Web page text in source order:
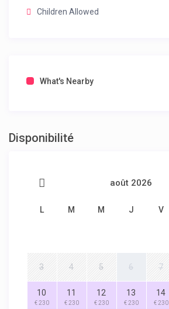
Children Allowed
What's Nearby
Disponibilité
août 2026
L M M J V
3 4 5 6 7
10
€ 230
11
€ 230
12
€ 230
13
€ 230
14
€ 230